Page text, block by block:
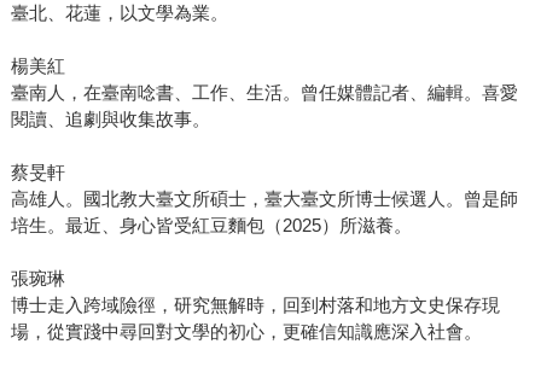
臺北、花蓮，以文學為業。
楊美紅
臺南人，在臺南唸書、工作、生活。曾任媒體記者、編輯。喜愛
閱讀、追劇與收集故事。
蔡旻軒
高雄人。國北教大臺文所碩士，臺大臺文所博士候選人。曾是師
培生。最近、身心皆受紅豆麵包（2025）所滋養。
張琬琳
博士走入跨域險徑，研究無解時，回到村落和地方文史保存現
場，從實踐中尋回對文學的初心，更確信知識應深入社會。